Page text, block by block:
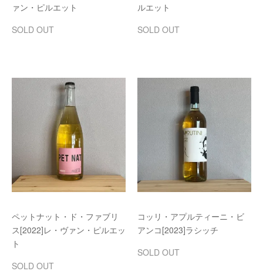
ァン・ピルエット
SOLD OUT
ルエット
SOLD OUT
ペットナット・ド・ファブリ
ス[2022]レ・ヴァン・ピルエッ
ト
SOLD OUT
コッリ・アプルティーニ・ビ
アンコ[2023]ラシッチ
SOLD OUT